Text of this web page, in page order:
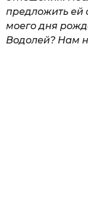
предложить ей
моего дня
Водолей? Нам